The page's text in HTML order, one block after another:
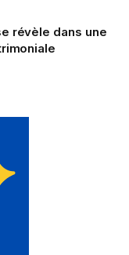
révèle dans une